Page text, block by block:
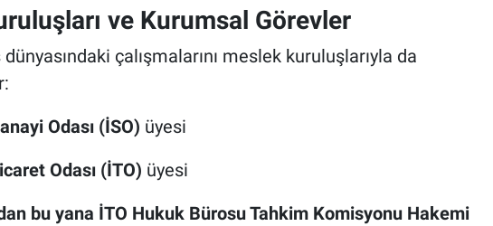
ve Kurumsal Görevler
çalışmalarını meslek kuruluşlarıyla da
Odası (İSO) üyesi
Odası (İTO) üyesi
bu yana İTO Hukuk Bürosu Tahkim Komisyonu Hakemi